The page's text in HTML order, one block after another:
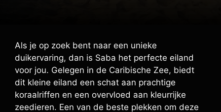
Als je op zoek bent naar een unieke
duikervaring, dan is Saba het perfecte eiland
voor jou. Gelegen in de Caribische Zee, biedt
dit kleine eiland een schat aan prachtige
koraalriffen en een overvloed aan kleurrijke
zeedieren. Een van de beste plekken om deze